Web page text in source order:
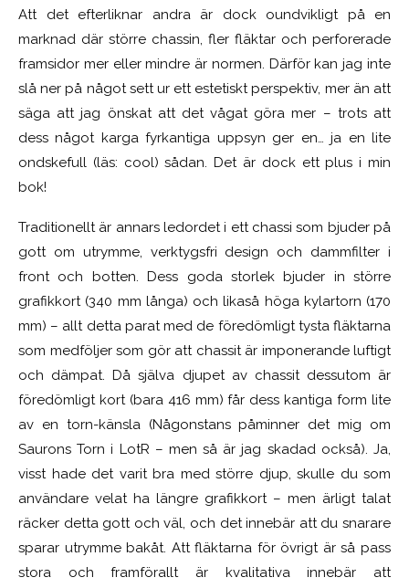
Att det efterliknar andra är dock oundvikligt på en
marknad där större chassin, fler fläktar och perforerade
framsidor mer eller mindre är normen. Därför kan jag inte
slå ner på något sett ur ett estetiskt perspektiv, mer än att
säga att jag önskat att det vågat göra mer – trots att
dess något karga fyrkantiga uppsyn ger en… ja en lite
ondskefull (läs: cool) sådan. Det är dock ett plus i min
bok!
Traditionellt är annars ledordet i ett chassi som bjuder på
gott om utrymme, verktygsfri design och dammfilter i
front och botten. Dess goda storlek bjuder in större
grafikkort (340 mm långa) och likaså höga kylartorn (170
mm) – allt detta parat med de föredömligt tysta fläktarna
som medföljer som gör att chassit är imponerande luftigt
och dämpat. Då själva djupet av chassit dessutom är
föredömligt kort (bara 416 mm) får dess kantiga form lite
av en torn-känsla (Någonstans påminner det mig om
Saurons Torn i LotR – men så är jag skadad också). Ja,
visst hade det varit bra med större djup, skulle du som
användare velat ha längre grafikkort – men ärligt talat
räcker detta gott och väl, och det innebär att du snarare
sparar utrymme bakåt. Att fläktarna för övrigt är så pass
stora och framförallt är kvalitativa innebär att